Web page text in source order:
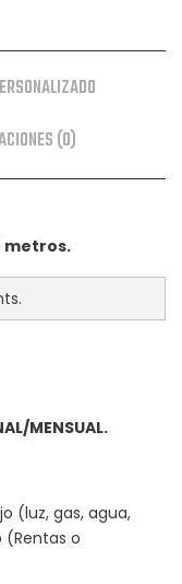
(0)
metros.
MENSUAL.
(luz, gas, agua,
(Rentas o